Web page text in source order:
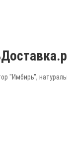
"Имбирь",